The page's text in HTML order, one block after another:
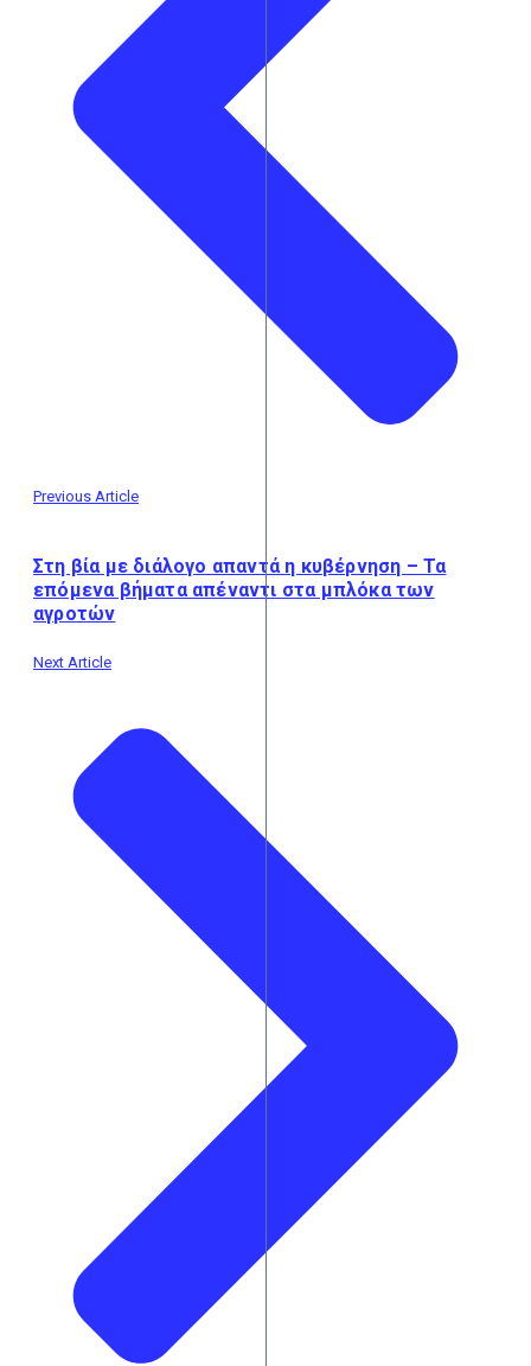
Previous Article
Στη βία με διάλογο απαντά η κυβέρνηση – Τα
επόμενα βήματα απέναντι στα μπλόκα των
αγροτών
Next Article